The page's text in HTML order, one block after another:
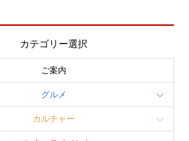
カテゴリー選択
ご案内
グルメ
カルチャー